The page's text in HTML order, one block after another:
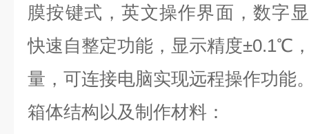
膜按键式，英文操作界面，数字
快速自整定功能，显示精度±0.1℃
量，可连接电脑实现远程操作功能
箱体结构以及制作材料：